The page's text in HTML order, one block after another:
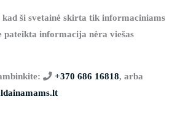
ši svetainė skirta tik informaciniams
pateikta informacija nėra viešas
+370 686 16818, arba